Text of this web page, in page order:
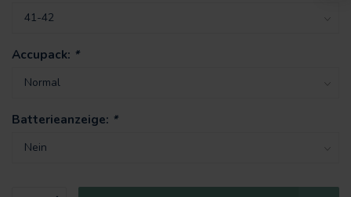
Accupack: *
Batterieanzeige: *